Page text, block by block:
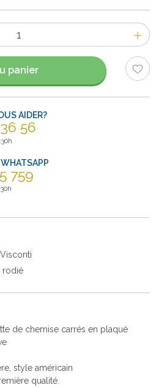
panier
AIDER?
56
759
rodié
de chemise carrés en plaqué
style américain
qualité.